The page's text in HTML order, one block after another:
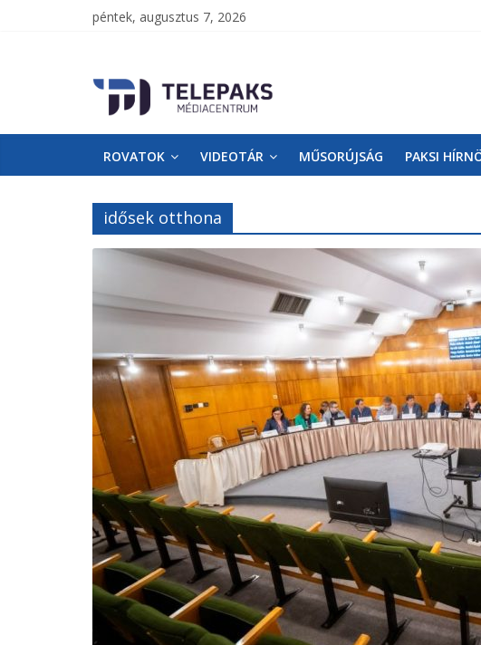
péntek, augusztus 7, 2026
TelePaks
Médiacentrum
TelePaks
Kistérségi
Televízió
honlapja
ROVATOK VIDEOTÁR MŰSORÚJSÁG PAKSI
idősek otthona